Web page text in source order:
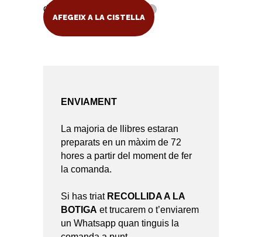
del Mar 3) quantity
AFEGEIX A LA CISTELLA
ENVIAMENT
La majoria de llibres estaran
preparats en un màxim de 72
hores a partir del moment de fer
la comanda.
Si has triat RECOLLIDA A LA
BOTIGA et trucarem o t’enviarem
un Whatsapp quan tinguis la